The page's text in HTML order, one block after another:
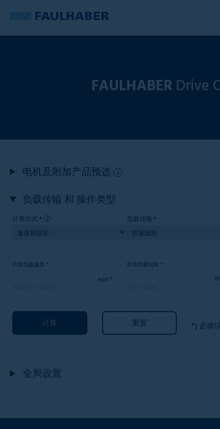
FAULHABER Drive
电机及附加产品预选 i
负载传输 和 操作类型
计算方式 * i 负载传输 *
所需负载速度 * 所需负载转矩 *
计算 重置 *) 必填
全局设置